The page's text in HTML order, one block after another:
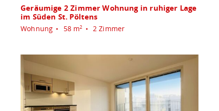
Geräumige 2 Zimmer Wohnung in ruhiger Lage
im Süden St. Pöltens
Wohnung 58 m2 2 Zimmer